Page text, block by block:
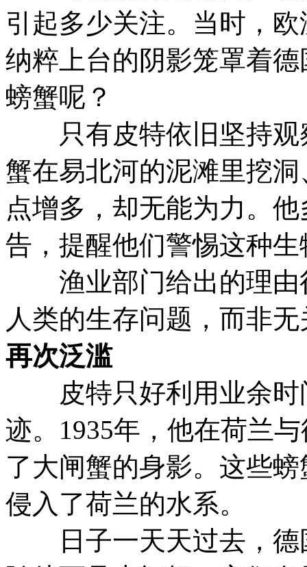
引起多少关注。当时，
纳粹上台的阴影笼罩着
螃蟹呢？
只有皮特依旧坚持观
蟹在易北河的泥滩里挖
点增多，却无能为力。
告，提醒他们警惕这种
渔业部门给出的理由
人类的生存问题，而非
再次泛滥
皮特只好利用业余时
迹。1935年，他在荷兰
了大闸蟹的身影。这些
侵入了荷兰的水系。
日子一天天过去，德